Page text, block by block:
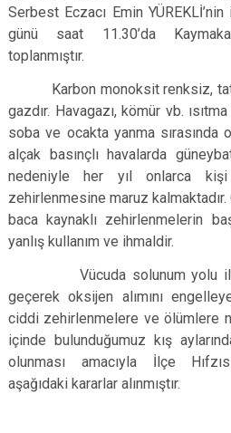
Serbest Eczacı Emin
günü saat 11.30’da
toplanmıştır.
Karbon monoksit renksiz,
gazdır. Havagazı, kömür vb.
soba ve ocakta yanma sırasında
alçak basınçlı havalarda
nedeniyle her yıl onlarca
zehirlenmesine maruz
baca kaynaklı zehirlenmelerin
yanlış kullanım ve ihmaldir.
Vücuda solunum yolu ile
geçerek oksijen alımını
ciddi zehirlenmelere ve ölümlere
içinde bulunduğumuz kış
olunması amacıyla İlçe
aşağıdaki kararlar alınmıştır.